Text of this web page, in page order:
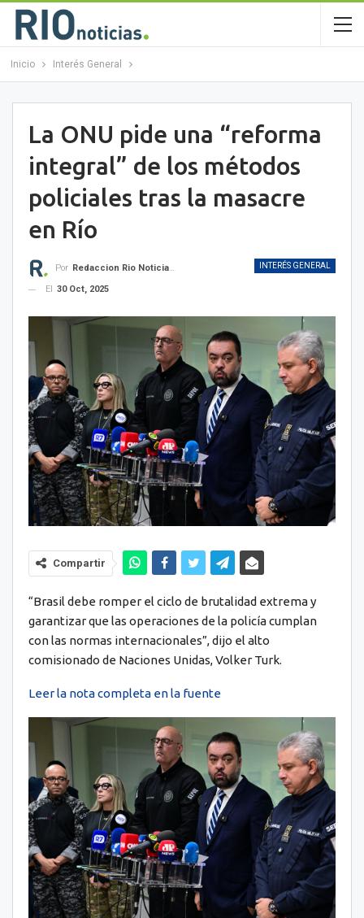
Inicio Interés General
La ONU pide una “reforma
integral” de los métodos
policiales tras la masacre
en Río
INTERÉS GENERAL
Por Redaccion Rio Noticias OK
El
30 Oct, 2025
Compartir
“Brasil debe romper el ciclo de brutalidad extrema y
garantizar que las operaciones de la policía cumplan
con las normas internacionales”, dijo el alto
comisionado de Naciones Unidas, Volker Turk.
Leer la nota completa en la fuente